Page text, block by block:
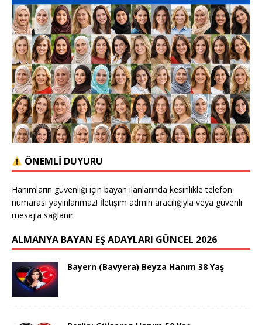
ÖNEMLİ DUYURU
Hanımların güvenliği için bayan ilanlarında kesinlikle telefon
numarası yayınlanmaz! İletişim admin aracılığıyla veya güvenli
mesajla sağlanır.
ALMANYA BAYAN EŞ ADAYLARI GÜNCEL 2026
Bayern (Bavyera) Beyza Hanım 38 Yaş